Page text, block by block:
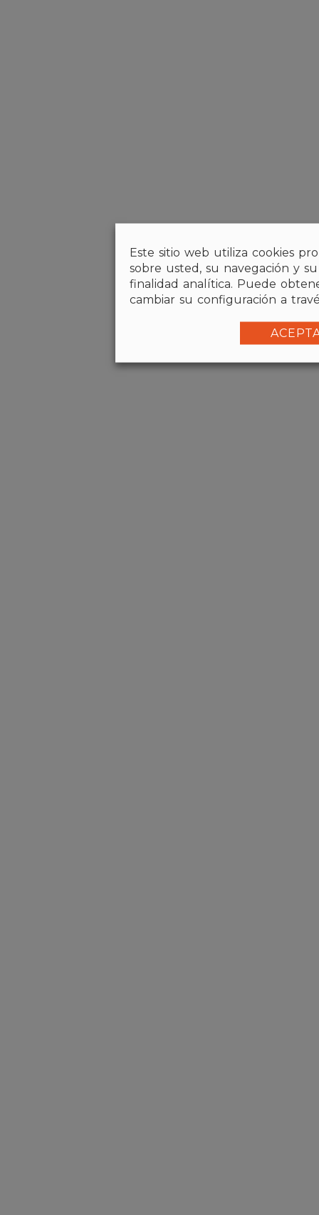
Este sitio web utiliza cookies
sobre usted, su navegación y
finalidad analítica. Puede
cambiar su configuración a